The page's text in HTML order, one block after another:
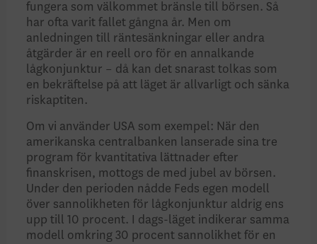
fungera som välkommet bränsle till börsen. Så
har ofta varit fallet gångna år. Men om
anledningen till räntesänk­ningar eller andra
åtgärder är en reell oro för en annalkande
lågkonjunktur – då kan det snarast tolkas som
en bekräftelse på att läget är allvarligt och sänka
riskaptiten.
Om vi använder USA som exempel: När den
amerikanska centralbanken lanserade sina tre
program för kvantitativa lättnader efter
finanskrisen, mottogs de med jubel av börsen.
Under den perioden nådde Feds egen modell
över sannolik­heten för lågkonjunktur aldrig ens
upp till 10 procent. I dags-läget indikerar samma
modell omkring 30 procent sannolikhet för en